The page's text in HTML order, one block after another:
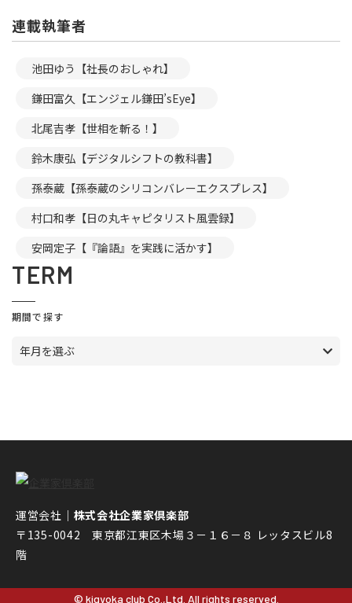
連載執筆者
池田ゆう【社長のおしゃれ】
鎌田富久【エンジェル鎌田’sEye】
北尾吉孝【世相を斬る！】
鈴木康弘【デジタルシフトの教科書】
孫泰蔵【孫泰蔵のシリコンバレーエクスプレス】
村口和孝【日の丸キャピタリスト風雲録】
安岡定子【『論語』を実践に活かす】
TERM
期間で探す
年月を選ぶ
運営会社｜ 株式会社企業家倶楽部
〒135-0042 東京都江東区木場３－１６－８ レッタスビル8
階
© kigyoka club Co.,Ltd. All rights reserved.